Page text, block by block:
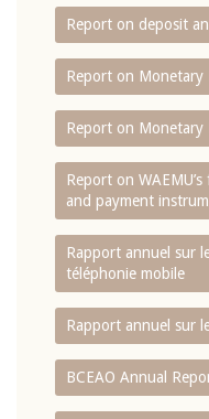
Report on deposit
Report on Monetary
Report on Monetary
Report on
and payment
Rapport annuel sur
téléphonie mobile
Rapport annuel sur
BCEAO Annual